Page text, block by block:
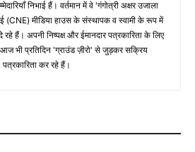
निभाई हैं। वर्तमान में वे 'गंगोत्री अक्षर उजाला
(CNE) मीडिया हाउस के संस्थापक व स्वामी के रूप में
रहे हैं। अपनी निष्पक्ष और ईमानदार पत्रकारिता के लिए
भी प्रतिदिन 'ग्राउंड ज़ीरो' से जुड़कर सक्रिय
पत्रकारिता कर रहे हैं।